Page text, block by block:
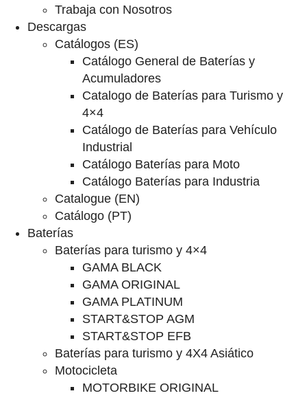
Trabaja con Nosotros
Descargas
Catálogos (ES)
Catálogo General de Baterías y
Acumuladores
Catalogo de Baterías para Turismo y
4×4
Catálogo de Baterías para Vehículo
Industrial
Catálogo Baterías para Moto
Catálogo Baterías para Industria
Catalogue (EN)
Catálogo (PT)
Baterías
Baterías para turismo y 4×4
GAMA BLACK
GAMA ORIGINAL
GAMA PLATINUM
START&STOP AGM
START&STOP EFB
Baterías para turismo y 4X4 Asiático
Motocicleta
MOTORBIKE ORIGINAL